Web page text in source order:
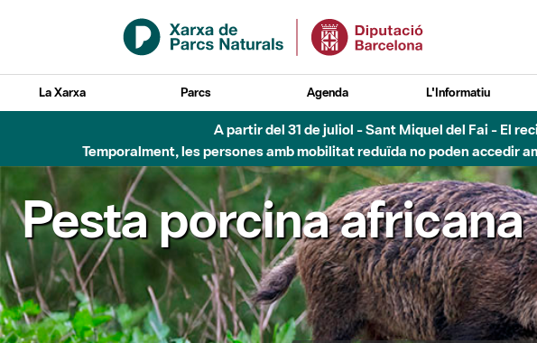
Salta al contingut principal
La Xarxa Parcs Agenda L'Informatiu
A partir del 31 de juliol - Sant Miquel del Fai - El
Temporalment, les persones amb mobilitat reduïda no poden accedir
Pesta porcina africana